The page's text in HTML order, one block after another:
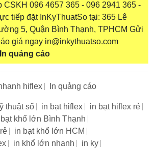
CSKH 096 4657 365 - 096 2941 365 -
tiếp đặt InKyThuatSo tại: 365 Lê
5, Quận Bình Thạnh, TPHCM Gửi
giá ngay in@inkythuatso.com
In quảng cáo
hiflex In quảng cáo
thuật số in bạt hiflex
in bạt hiflex rẻ
khổ lớn Bình Thạnh
in bạt khổ lớn HCM
in khổ lớn nhanh
in ky